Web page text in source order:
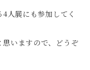
人展にも参加してく
いますので、どうぞ